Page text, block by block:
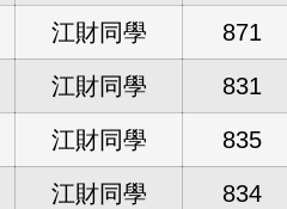
江財同學 871
江財同學 831
江財同學 835
江財同學 834